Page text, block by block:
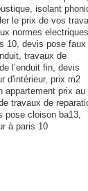
isolant
le prix de vos
normes electriques
10, devis pose faux
travaux de
l’enduit fin, devis
d'intérieur, prix m2
appartement prix au
travaux de
pose cloison ba13,
à paris 10